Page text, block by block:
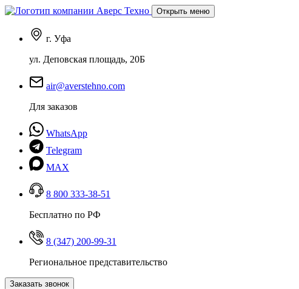
Открыть меню
г. Уфа
ул. Деповская площадь, 20Б
air@averstehno.com
Для заказов
WhatsApp
Telegram
MAX
8 800 333-38-51
Бесплатно по РФ
8 (347) 200-99-31
Региональное представительство
Заказать звонок